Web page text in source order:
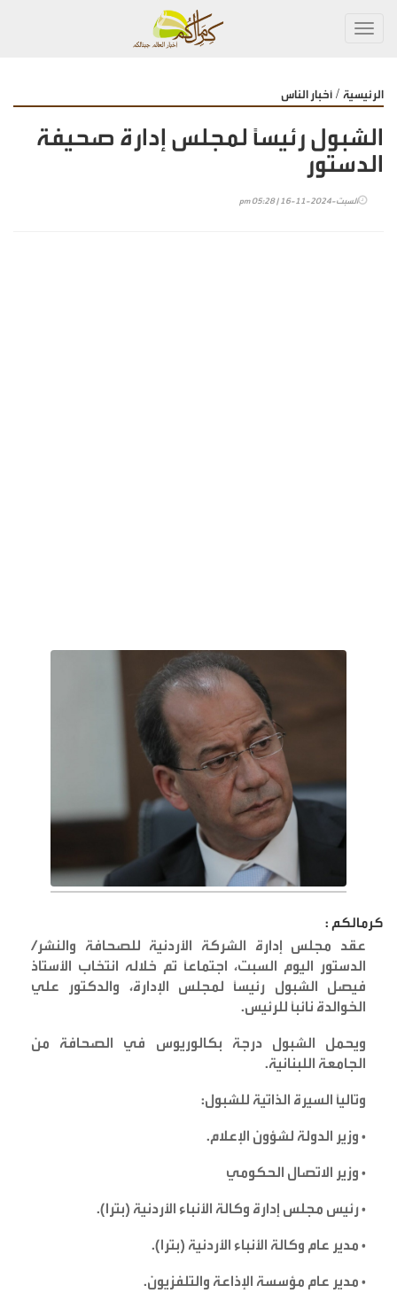
الرئيسية / أخبار الناس
الشبول رئيسًا لمجلس إدارة صحيفة
الدستور
السبت-2024-11-16 | 05:28 pm
كرمالكم :
عقد مجلس إدارة الشركة الأردنية للصحافة والنشر/
الدستور اليوم السبت، اجتماعاً تم خلاله انتخاب الأستاذ
فيصل الشبول رئيساً لمجلس الإدارة، والدكتور علي
الخوالدة نائباً للرئيس.
ويحمل الشبول درجة بكالوريوس في الصحافة من
الجامعة اللبنانية.
وتالياً السيرة الذاتية للشبول:
•وزير الدولة لشؤون الإعلام.
•وزير الاتصال الحكومي
•رئيس مجلس إدارة وكالة الأنباء الأردنية (بترا).
•مدير عام وكالة الأنباء الأردنية (بترا).
•مدير عام مؤسسة الإذاعة والتلفزيون.